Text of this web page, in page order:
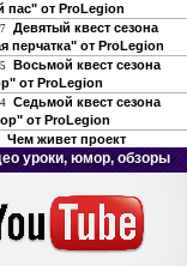
пас" от ProLegion
Девятый квест сезона
перчатка" от ProLegion
Восьмой квест сезона
от ProLegion
Седьмой квест сезона
от ProLegion
Чем живет проект
уроки, юмор, обзоры